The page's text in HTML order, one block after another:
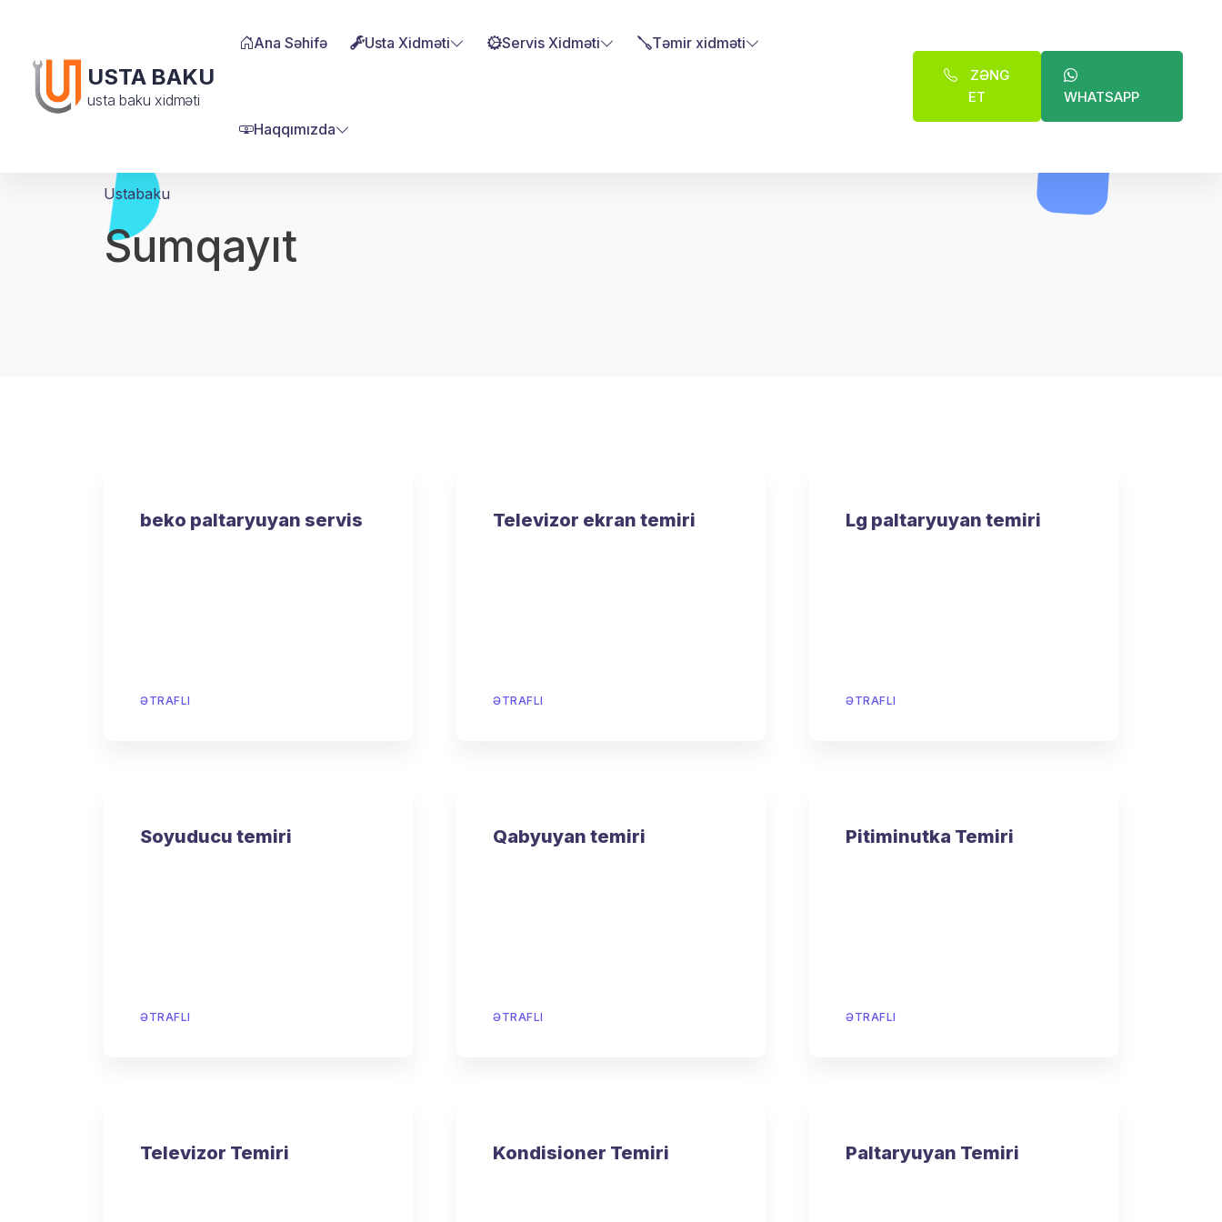
USTA BAKU
usta baku xidməti
Ana Səhifə Usta Xidməti Servis Xidməti Təmir xidməti
Haqqımızda
ZƏNG
ET
WHATSAPP
Ustabaku
Sumqayıt
beko paltaryuyan servis
ƏTRAFLI
Televizor ekran temiri
ƏTRAFLI
Lg paltaryuyan temiri
ƏTRAFLI
Soyuducu temiri
ƏTRAFLI
Qabyuyan temiri
ƏTRAFLI
Pitiminutka Temiri
ƏTRAFLI
Televizor Temiri Kondisioner Temiri Paltaryuyan Temiri